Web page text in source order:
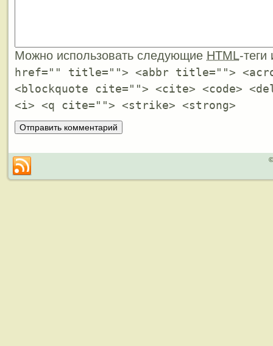
Можно использовать следующие HTML-
href="" title=""> <abbr title="">
<blockquote cite=""> <cite> <code>
<i> <q cite=""> <strike> <strong>